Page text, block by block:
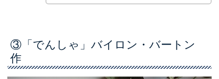
③「でんしゃ」バイロン・バートン
作